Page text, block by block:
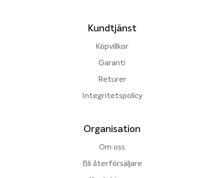
Kundtjänst
Köpvillkor
Garanti
Returer
Integritetspolicy
Organisation
Om oss
Bli återförsäljare